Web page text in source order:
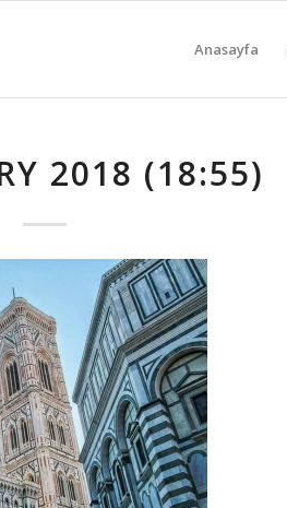
Anasayfa
2018 (18:55)